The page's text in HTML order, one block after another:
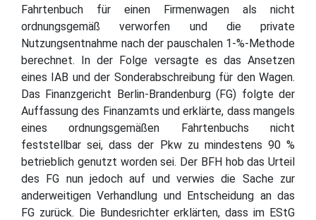
Fahrtenbuch für einen Firmenwagen als nicht
ordnungsgemäß verworfen und die private
Nutzungsentnahme nach der pauschalen 1-%-Methode
berechnet. In der Folge versagte es das Ansetzen
eines IAB und der Sonderabschreibung für den Wagen.
Das Finanzgericht Berlin-Brandenburg (FG) folgte der
Auffassung des Finanzamts und erklärte, dass mangels
eines ordnungsgemäßen Fahrtenbuchs nicht
feststellbar sei, dass der Pkw zu mindestens 90 %
betrieblich genutzt worden sei. Der BFH hob das Urteil
des FG nun jedoch auf und verwies die Sache zur
anderweitigen Verhandlung und Entscheidung an das
FG zurück. Die Bundesrichter erklärten, dass im EStG